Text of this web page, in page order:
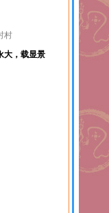
村
大，载显景